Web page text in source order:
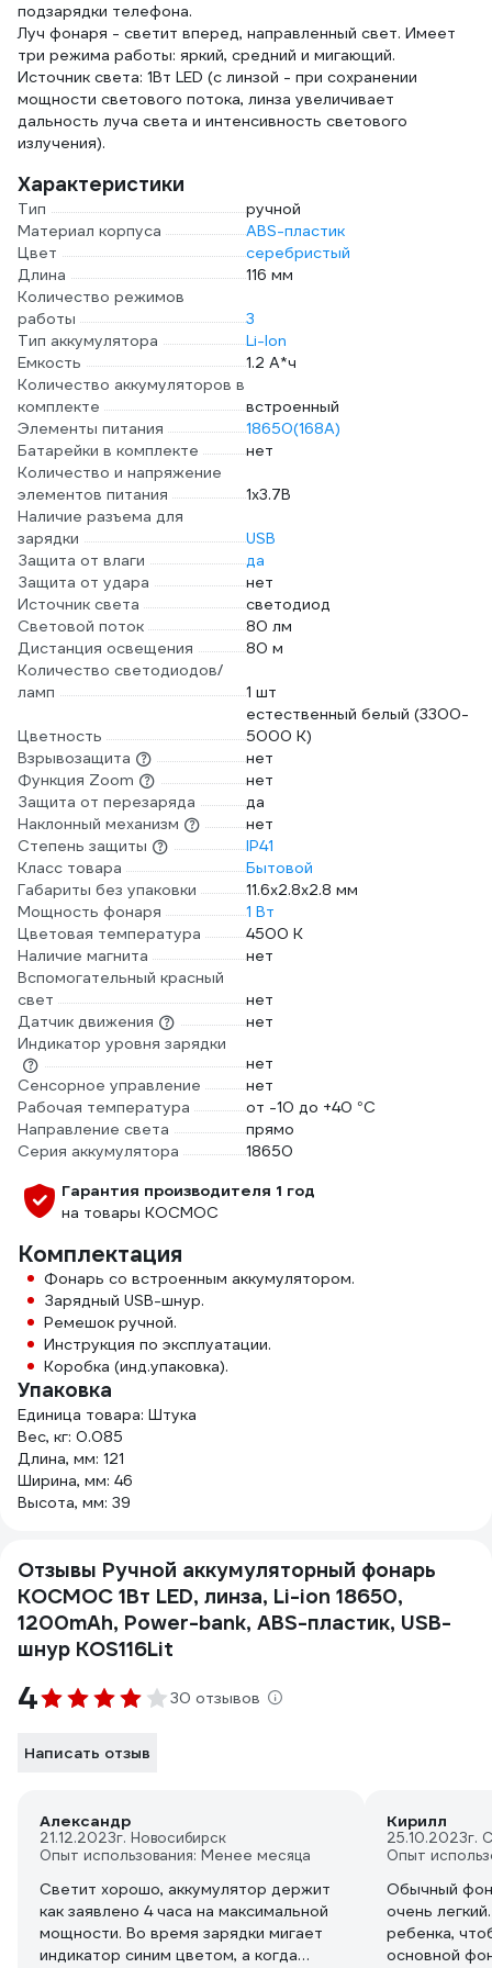
подзарядки телефона.
Луч фонаря - светит вперед, направленный свет. Имеет
три режима работы: яркий, средний и мигающий.
Источник света: 1Вт LED (с линзой - при сохранении
мощности светового потока, линза увеличивает
дальность луча света и интенсивность светового
излучения).
Характеристики
Тип
ручной
Материал корпуса
ABS-пластик
Цвет
серебристый
Длина
116 мм
Количество режимов
работы
3
Тип аккумулятора
Li-Ion
Емкость
1.2 А*ч
Количество аккумуляторов в
комплекте
встроенный
Элементы питания
18650(168A)
Батарейки в комплекте
нет
Количество и напряжение
элементов питания
1х3.7В
Наличие разъема для
зарядки
USB
Защита от влаги
да
Защита от удара
нет
Источник света
светодиод
Световой поток
80 лм
Дистанция освещения
80 м
Количество светодиодов/
ламп
1 шт
Цветность
естественный белый (3300-
5000 К)
Взрывозащита
нет
Функция Zoom
нет
Защита от перезаряда
да
Наклонный механизм
нет
Степень защиты
IP41
Класс товара
Бытовой
Габариты без упаковки
11.6x2.8x2.8 мм
Мощность фонаря
1 Вт
Цветовая температура
4500 К
Наличие магнита
нет
Вспомогательный красный
свет
нет
Датчик движения
нет
Индикатор уровня зарядки
нет
Сенсорное управление
нет
Рабочая температура
от -10 до +40 °С
Направление света
прямо
Серия аккумулятора
18650
Гарантия производителя 1 год
на товары КОСМОС
Комплектация
Фонарь со встроенным аккумулятором.
Зарядный USB-шнур.
Ремешок ручной.
Инструкция по эксплуатации.
Коробка (инд.упаковка).
Упаковка
Единица товара: Штука
Вес, кг: 0.085
Длина, мм: 121
Ширина, мм: 46
Высота, мм: 39
Отзывы Ручной аккумуляторный фонарь
КОСМОС 1Вт LED, линза, Li-ion 18650,
1200mAh, Power-bank, ABS-пластик, USB-
шнур KOS116Lit
4 30 отзывов
Написать отзыв
Александр
21.12.2023г. Новосибирск
Опыт использования: Менее месяца
Светит хорошо, аккумулятор держит
как заявлено 4 часа на максимальной
мощности. Во время зарядки мигает
индикатор синим цветом, а когда
Кирилл
25.10.2023г.
Опыт
Обычный
очень
ребенка,
основной